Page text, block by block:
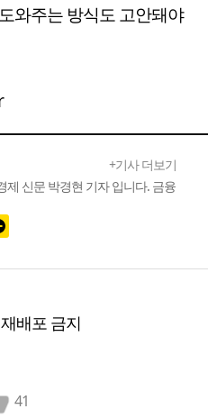
와주는 방식도 고안돼야
+기사 더보기
제 신문 박경현 기자 입니다. 금융
배포 금지
41